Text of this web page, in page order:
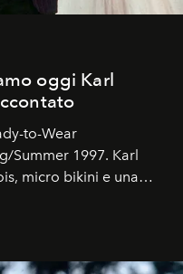
oggi Karl
to-Wear
Summer 1997. Karl
micro bikini e una
l'altra. Trent'anni dopo,
che abbiamo.